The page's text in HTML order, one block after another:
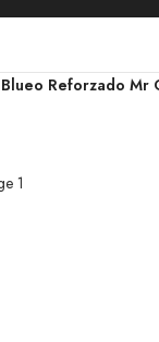
Reforzado Mr